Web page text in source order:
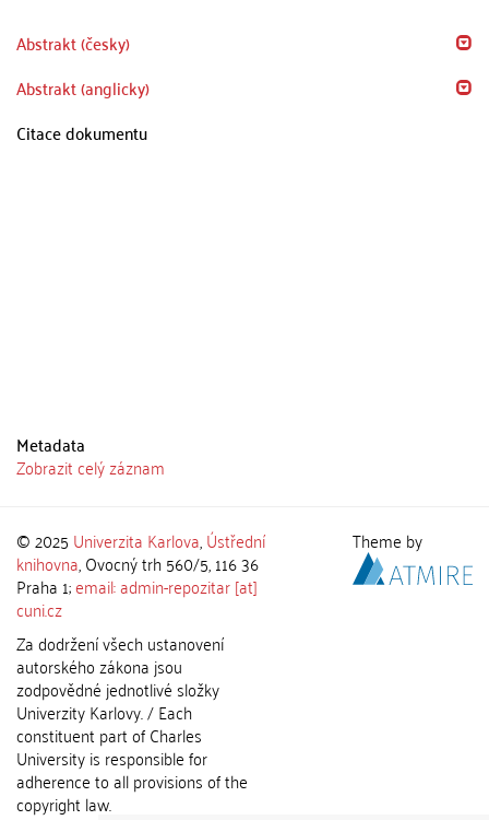
Abstrakt (česky)
Abstrakt (anglicky)
Citace dokumentu
Metadata
Zobrazit celý záznam
© 2025 Univerzita Karlova,Ústřední
knihovna, Ovocný trh 560/5, 116 36
Praha 1;email: admin-repozitar [at]
cuni.cz
Za dodržení všech ustanovení
autorského zákona jsou
zodpovědné jednotlivé složky
Univerzity Karlovy. / Each
constituent part of Charles
University is responsible for
adherence to all provisions of the
copyright law.
Theme by